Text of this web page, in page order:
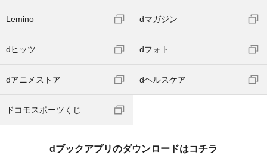
Lemino dマガジン
dヒッツ dフォト
dアニメストア dヘルスケア
ドコモスポーツくじ
dブックアプリのダウンロードはコチラ